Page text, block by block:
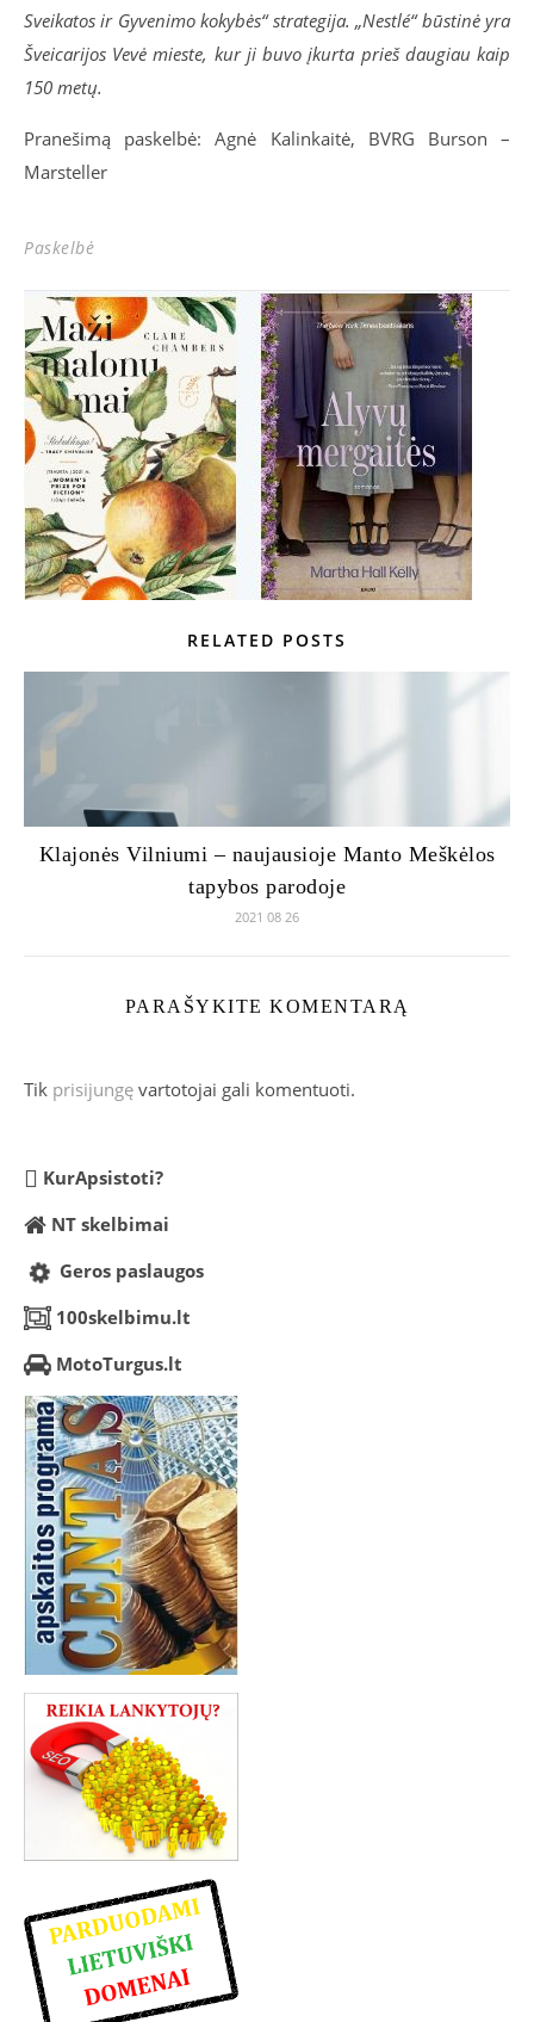
Sveikatos ir Gyvenimo kokybės“ strategija. „Nestlé“ būstinė yra
Šveicarijos Vevė mieste, kur ji buvo įkurta prieš daugiau kaip
150 metų.
Pranešimą paskelbė: Agnė Kalinkaitė, BVRG Burson –
Marsteller
Paskelbė
RELATED POSTS
Klajonės Vilniumi – naujausioje Manto Meškėlos
tapybos parodoje
2021 08 26
PARAŠYKITE KOMENTARĄ
Tik prisijungę vartotojai gali komentuoti.
KurApsistoti?
NT skelbimai
Geros paslaugos
100skelbimu.lt
MotoTurgus.lt